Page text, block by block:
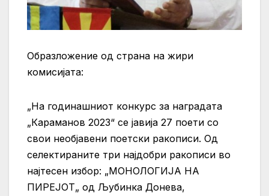
Образложение од страна на жири
комисијата:
„На годинашниот конкурс за наградата
„Караманов 2023“ се јавија 27 поети со
свои необјавени поетски ракописи. Од
селектираните три најдобри ракописи во
најтесен избор: „МОНОЛОГИЈА НА
ПИРЕЈОТ„ од Љубинка Донева,